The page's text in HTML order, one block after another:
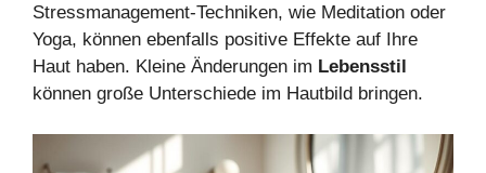
Stressmanagement-Techniken, wie Meditation oder
Yoga, können ebenfalls positive Effekte auf Ihre
Haut haben. Kleine Änderungen im Lebensstil
können große Unterschiede im Hautbild bringen.